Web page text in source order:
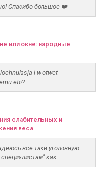
Спасибо большое ❤️
или окне: народные
i w otwet
eto?
слабительных и
веса
все таки уголовную
как...